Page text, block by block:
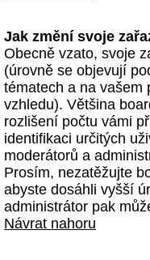
Jak změní svoje
Obecně vzato, svoje
(úrovně se objevují
tématech a na vašem
vzhledu). Většina
rozlišení počtu vámi
identifikaci určitých
moderátorů a
Prosím, nezatěžujte
abyste dosáhli vyšší
administrátor pak
Návrat nahoru